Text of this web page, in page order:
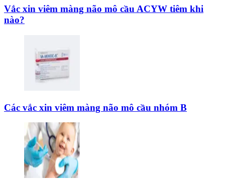
Vắc xin viêm màng não mô cầu ACYW tiêm khi
nào?
Các vắc xin viêm màng não mô cầu nhóm B